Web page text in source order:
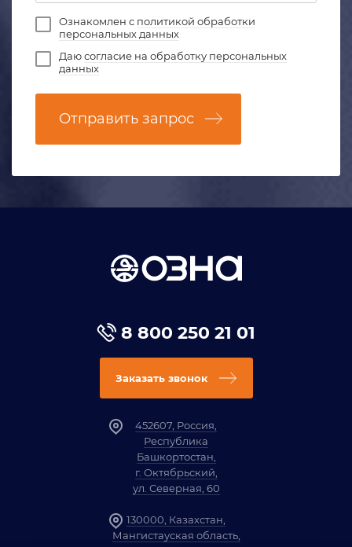
Ознакомлен с политикой обработки
персональных данных
Даюсогласие на обработку персональных
данных
Отправить запрос
8 800 250 21 01
Заказать звонок
452607, Россия,
Республика
Башкортостан,
г. Октябрьский,
ул. Северная, 60
130000, Казахстан,
Мангистауская область,